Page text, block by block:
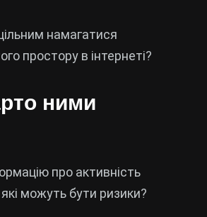
намагатися
простору в інтернеті?
ними
про активність
можуть бути ризики?